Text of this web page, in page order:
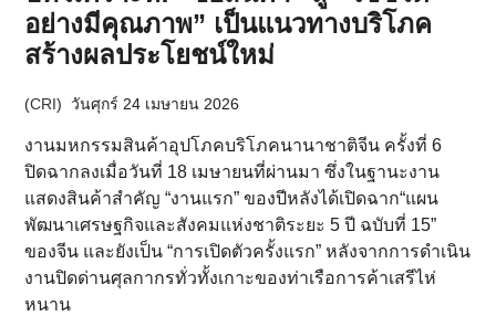
อย่างมีคุณภาพ” เป็นแนวทางบริโภค
สร้างผลประโยชน์ใหม่
(CRI) วันศุกร์ 24 เมษายน 2026
งานมหกรรมสินค้าอุปโภคบริโภคนานาชาติจีน ครั้งที่ 6
ปิดฉากลงเมื่อวันที่ 18 เมษายนที่ผ่านมา ซึ่งในฐานะงาน
แสดงสินค้าสำคัญ “งานแรก” ของปีหลังได้เปิดฉาก“แผน
พัฒนาเศรษฐกิจและสังคมแห่งชาติระยะ 5 ปี ฉบับที่ 15”
ของจีน และยังเป็น “การเปิดตัวครั้งแรก” หลังจากการดำเนิน
งานปิดด่านศุลกากรทั่วทั้งเกาะของท่าเรือการค้าเสรีไห่
หนาน